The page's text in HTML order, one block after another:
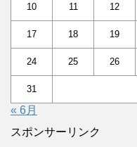
10 11 12
17 18 19
24 25 26
31
« 6月
スポンサーリンク